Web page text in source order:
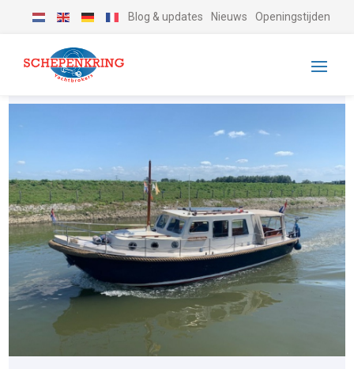
Blog & updates Nieuws Openingstijden